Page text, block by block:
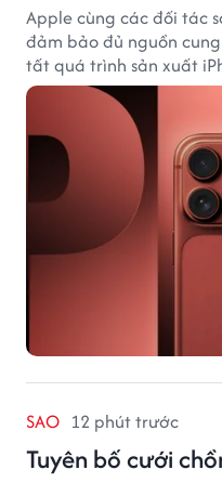
Apple cùng các đối tác
đảm bảo đủ nguồn
tất quá trình sản xuất
đầu tiên.
SAO 12 phút trước
Tuyên bố cưới